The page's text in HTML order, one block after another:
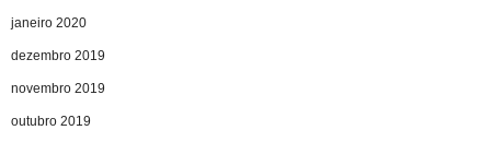
janeiro 2020
dezembro 2019
novembro 2019
outubro 2019